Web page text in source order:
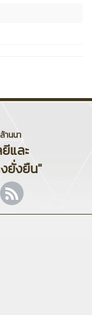
านนา
และ
ยั่งยืน"